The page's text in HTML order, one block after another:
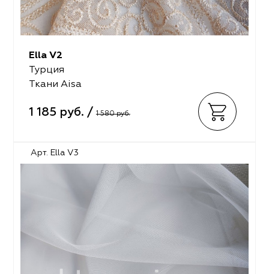
Ella V2
Турция
Ткани Aisa
1 185 руб. / 1 580 руб.
Арт. Ella V3